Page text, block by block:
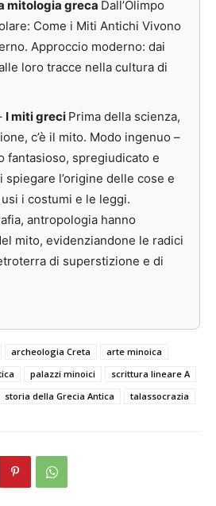
mitologia greca Dall’Olimpo
Come i Miti Antichi Vivono
Approccio moderno: dai
loro tracce nella cultura di
I miti greci Prima della scienza,
c’è il mito. Modo ingenuo –
fantasioso, spregiudicato e
l’origine delle cose e
i costumi e le leggi.
antropologia hanno
mito, evidenziandone le radici
di superstizione e di
archeologia Creta
arte minoica
palazzi minoici
scrittura lineare A
storia della Grecia Antica talassocrazia